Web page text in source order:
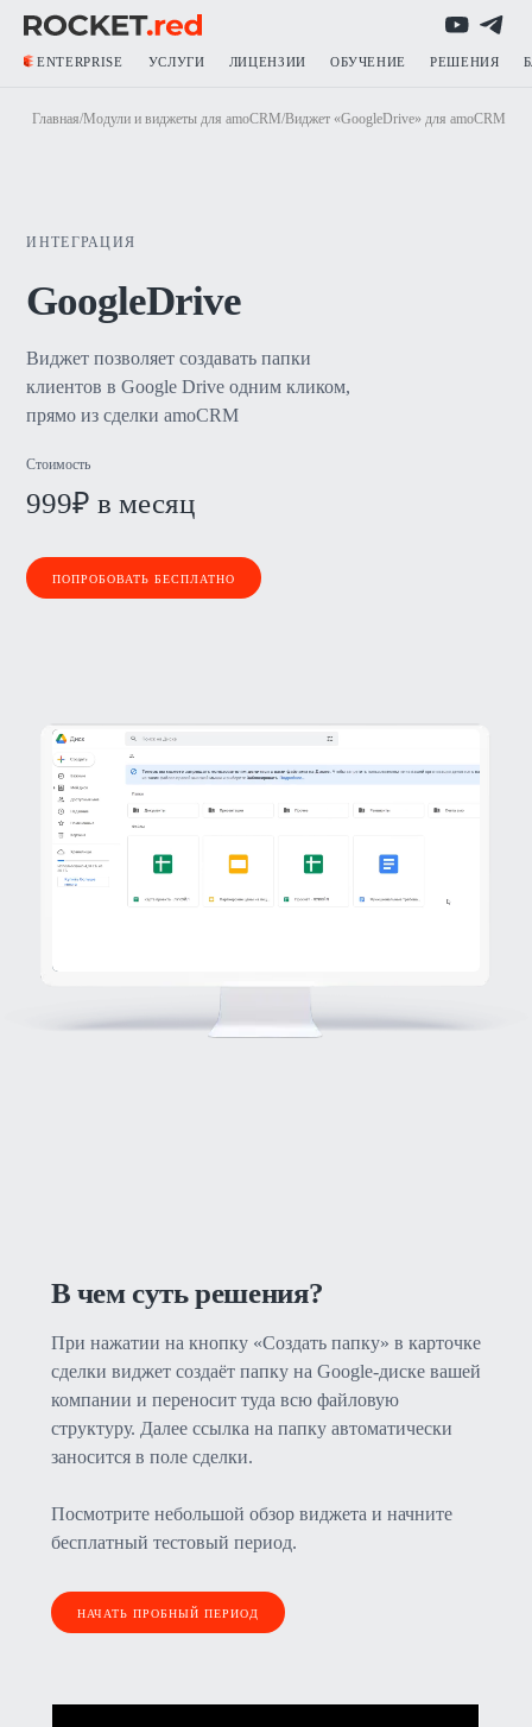
ENTERPRISE УСЛУГИ ЛИЦЕНЗИИ ОБУЧЕНИЕ РЕШЕНИЯ
ИНТЕГРАЦИЯ
GoogleDrive
Виджет позволяет создавать папки
клиентов в Google Drive одним кликом,
прямо из сделки amoCRM
Стоимость
999₽ в месяц
ПОПРОБОВАТЬ БЕСПЛАТНО
В чем суть решения?
При нажатии на кнопку «Создать папку» в карточке
сделки виджет создаёт папку на Google-диске вашей
компании и переносит туда всю файловую
структуру. Далее ссылка на папку автоматически
заносится в поле сделки.
Посмотрите небольшой обзор виджета и начните
бесплатный тестовый период.
НАЧАТЬ ПРОБНЫЙ ПЕРИОД
Главная/Модули и виджеты для amoCRM/Виджет «GoogleDrive» для amoCRM